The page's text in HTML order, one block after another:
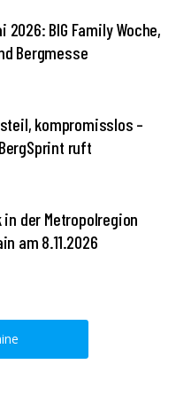
BIG Family Woche,
Bergmesse
kompromisslos –
ruft
in der Metropolregion
am 8.11.2026